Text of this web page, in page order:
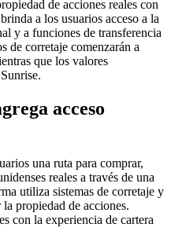
de acciones reales con
a los usuarios acceso a la
y a funciones de transferencia
de corretaje comenzarán a
que los valores
acceso
una ruta para comprar,
reales a través de una
utiliza sistemas de corretaje y
propiedad de acciones.
con la experiencia de cartera